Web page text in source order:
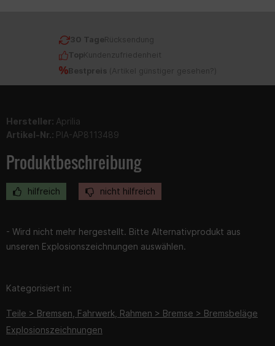
30 TageRücksendung
TopKundenzufriedenheit
Bestpreis ( Artikel günstiger gesehen? )
Hersteller: Aprilia
Artikel-Nr.: PIA-AP8113489
Produktbeschreibung
hilfreich nicht hilfreich
- Wird nicht mehr hergestellt. Bitte Alternativprodukt aus
unseren Explosionszeichnungen auswählen.
Kategorisiert in:
Teile > Bremsen, Fahrwerk, Rahmen > Bremse > Bremsbeläge
Explosionszeichnungen